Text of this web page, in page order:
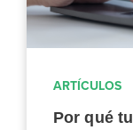
ARTÍCULOS
Por qué